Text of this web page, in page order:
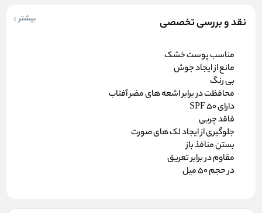
نقد و بررسی تخصصی بیشتر
مناسب پوست خشک
مانع از ایجاد جوش
بی رنگ
محافظت در برابر اشعه های مضر آفتاب
دارای SPF 50
فاقد چربی
جلوگیری از ایجاد لک های صورت
بستن منافذ باز
مقاوم در برابر تعریق
در حجم 50 میل